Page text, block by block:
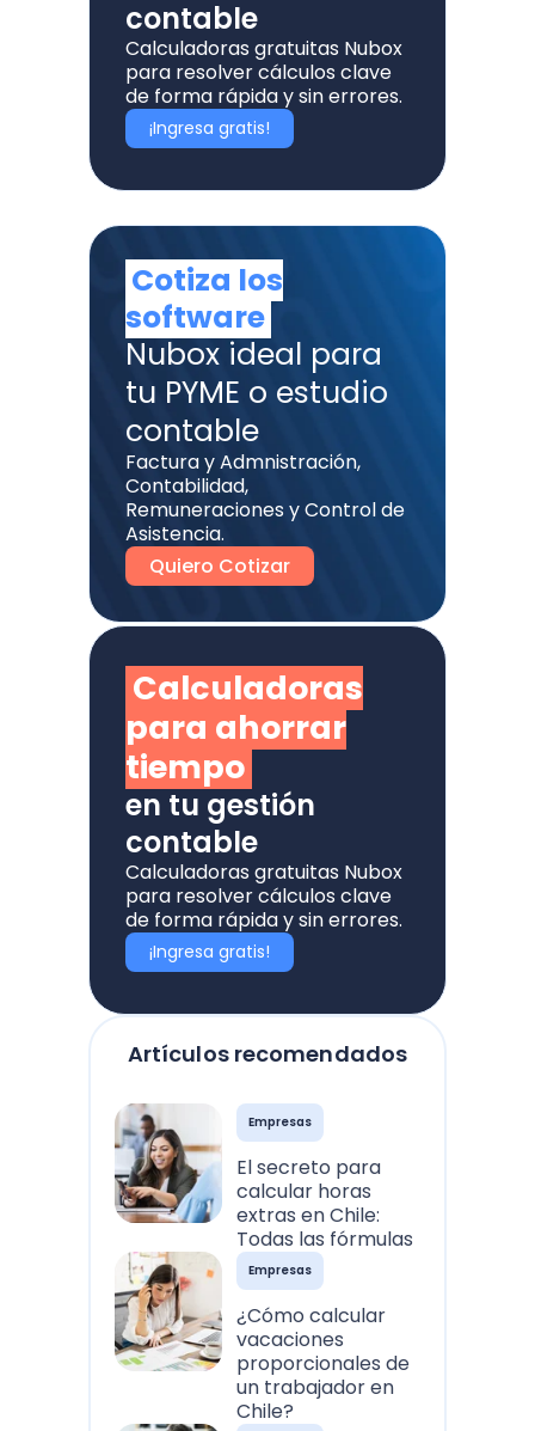
contable
Calculadoras gratuitas Nubox
para resolver cálculos clave
de forma rápida y sin errores.
¡Ingresa gratis!
Artículos recomendados
Empresas
El secreto para
calcular horas
extras en Chile:
Todas las fórmulas
Empresas
¿Cómo calcular
vacaciones
proporcionales de
un trabajador en
Chile?
Calculadoras
para ahorrar
tiempo
en tu gestión
contable
Calculadoras gratuitas Nubox
para resolver cálculos clave
de forma rápida y sin errores.
¡Ingresa gratis!
Cotiza los
software
Nubox ideal para
tu PYME o estudio
contable
Factura y Admnistración,
Contabilidad,
Remuneraciones y Control de
Asistencia.
Quiero Cotizar